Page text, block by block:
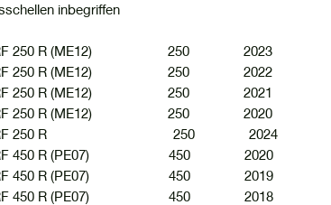
inbegriffen
250 R (ME12) 250 2023
250 R (ME12) 250 2022
250 R (ME12) 250 2021
250 R (ME12) 250 2020
CRF 250 R 250 2024
450 R (PE07) 450 2020
450 R (PE07) 450 2019
450 R (PE07) 450 2018